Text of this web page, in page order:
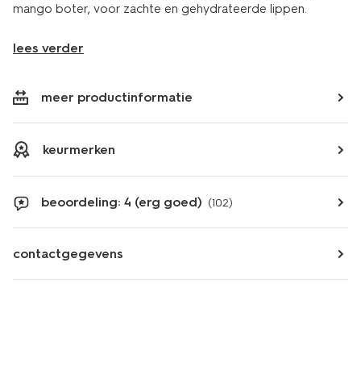
mango boter, voor zachte en gehydrateerde lippen.
lees verder
meer productinformatie
keurmerken
beoordeling: 4 (erg goed) (102)
contactgegevens